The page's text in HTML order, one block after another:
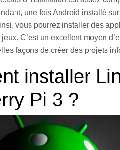
une fois Android installé
vous pourrez installer des
C’est un excellent moyen
façons de créer des projets
installer
Pi 3 ?